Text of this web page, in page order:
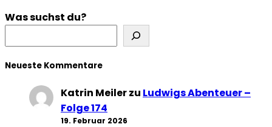
Was suchst du?
Neueste Kommentare
Katrin Meilerzu Ludwigs Abenteuer –
Folge 174
19. Februar 2026